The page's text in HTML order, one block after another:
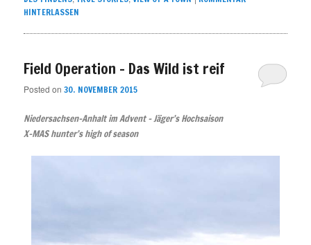
HINTERLASSEN
Field Operation – Das Wild ist reif
Posted on30. NOVEMBER 2015
Niedersachsen-Anhalt im Advent – Jäger’s Hochsaison
X-MAS hunter’s high of season